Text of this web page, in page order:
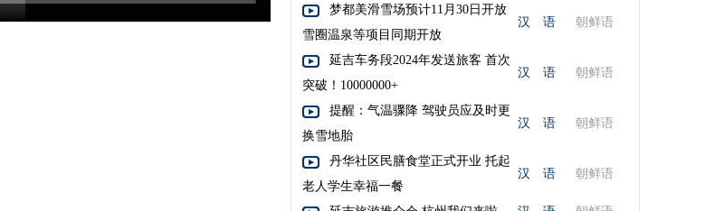
梦都美滑雪场预计11月30日开放
雪圈温泉等项目同期开放
汉 语 朝鲜语
延吉车务段2024年发送旅客 首次
突破！10000000+
汉 语 朝鲜语
提醒：气温骤降 驾驶员应及时更
换雪地胎
汉 语 朝鲜语
丹华社区民膳食堂正式开业 托起
老人学生幸福一餐
汉 语 朝鲜语